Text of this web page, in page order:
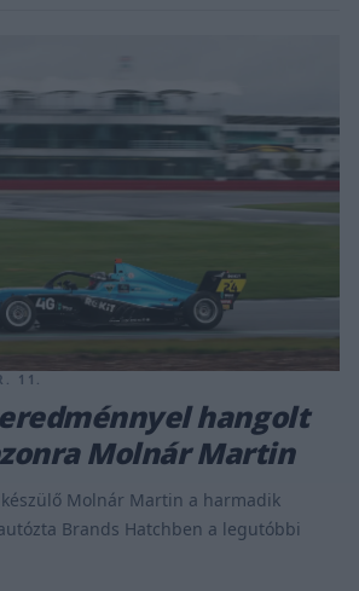
11.
hangolt
Molnár Martin
Molnár Martin a harmadik
Brands Hatchben a legutóbbi